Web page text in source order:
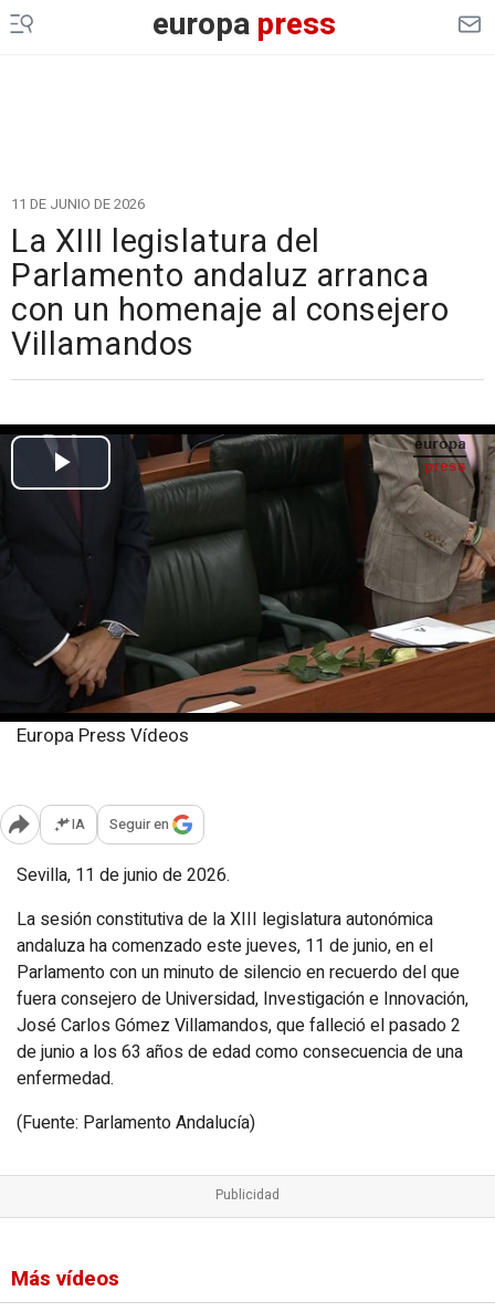
europapress
11 DE JUNIO DE 2026
La XIII legislatura del
Parlamento andaluz arranca
con un homenaje al consejero
Villamandos
Europa Press Vídeos
Abrir opciones para compartir
IA Seguir en
Sevilla, 11 de junio de 2026.
La sesión constitutiva de la XIII legislatura autonómica
andaluza ha comenzado este jueves, 11 de junio, en el
Parlamento con un minuto de silencio en recuerdo del que
fuera consejero de Universidad, Investigación e Innovación,
José Carlos Gómez Villamandos, que falleció el pasado 2
de junio a los 63 años de edad como consecuencia de una
enfermedad.
(Fuente: Parlamento Andalucía)
Más vídeos